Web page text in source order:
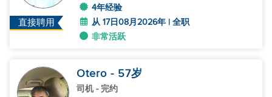
直接聘用
4年经验
从 17日08月2026年 | 全职
非常活跃
Otero - 57岁
司机- 完约